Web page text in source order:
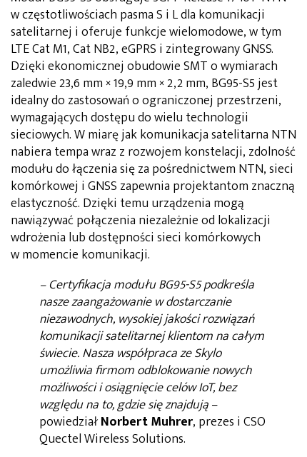
w częstotliwościach pasma S i L dla komunikacji
satelitarnej i oferuje funkcje wielomodowe, w tym
LTE Cat M1, Cat NB2, eGPRS i zintegrowany GNSS.
Dzięki ekonomicznej obudowie SMT o wymiarach
zaledwie 23,6 mm × 19,9 mm × 2,2 mm, BG95-S5 jest
idealny do zastosowań o ograniczonej przestrzeni,
wymagających dostępu do wielu technologii
sieciowych. W miarę jak komunikacja satelitarna NTN
nabiera tempa wraz z rozwojem konstelacji, zdolność
modułu do łączenia się za pośrednictwem NTN, sieci
komórkowej i GNSS zapewnia projektantom znaczną
elastyczność. Dzięki temu urządzenia mogą
nawiązywać połączenia niezależnie od lokalizacji
wdrożenia lub dostępności sieci komórkowych
w momencie komunikacji.
– Certyfikacja modułu BG95-S5 podkreśla
nasze zaangażowanie w dostarczanie
niezawodnych, wysokiej jakości rozwiązań
komunikacji satelitarnej klientom na całym
świecie. Nasza współpraca ze Skylo
umożliwia firmom odblokowanie nowych
możliwości i osiągnięcie celów IoT, bez
względu na to, gdzie się znajdują–
powiedziałNorbert Muhrer, prezes i CSO
Quectel Wireless Solutions.